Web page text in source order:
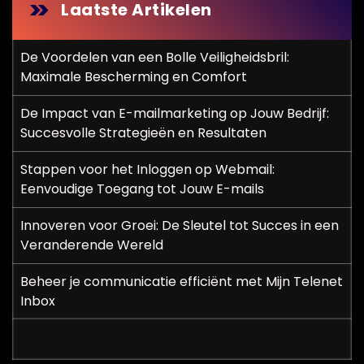
p
a
g
i
n
e
r
i
n
g
Laatste Artikelen
De Voordelen van een Bolle Veiligheidsbril:
Maximale Bescherming en Comfort
De Impact van E-mailmarketing op Jouw Bedrijf:
Succesvolle Strategieën en Resultaten
Stappen voor het Inloggen op Webmail:
Eenvoudige Toegang tot Jouw E-mails
Innoveren voor Groei: De Sleutel tot Succes in een
Veranderende Wereld
Beheer je communicatie efficiënt met Mijn Telenet
Inbox